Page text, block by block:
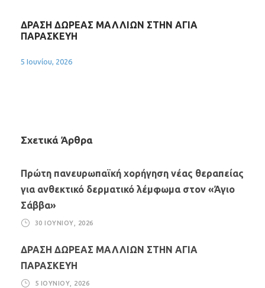
ΔΡΑΣΗ ΔΩΡΕΑΣ ΜΑΛΛΙΩΝ ΣΤΗΝ ΑΓΙΑ
ΠΑΡΑΣΚΕΥΗ
5 Ιουνίου, 2026
Σχετικά Άρθρα
Πρώτη πανευρωπαϊκή χορήγηση νέας θεραπείας
για ανθεκτικό δερματικό λέμφωμα στον «Άγιο
Σάββα»
30 ΙΟΥΝΊΟΥ, 2026
ΔΡΑΣΗ ΔΩΡΕΑΣ ΜΑΛΛΙΩΝ ΣΤΗΝ ΑΓΙΑ
ΠΑΡΑΣΚΕΥΗ
5 ΙΟΥΝΊΟΥ, 2026